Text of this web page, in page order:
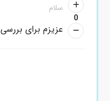
0
سلام
عزیزم برای بررسی